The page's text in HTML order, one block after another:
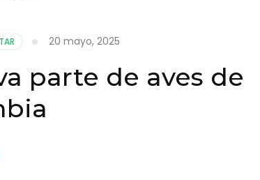
20 mayo, 2025
parte de aves de